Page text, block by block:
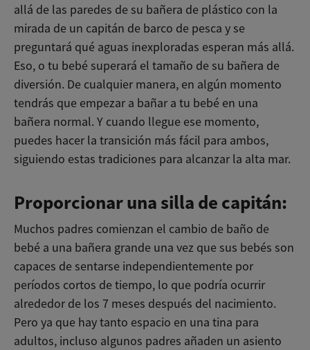
allá de las paredes de su bañera de plástico con la
mirada de un capitán de barco de pesca y se
preguntará qué aguas inexploradas esperan más allá.
Eso, o tu bebé superará el tamaño de su bañera de
diversión. De cualquier manera, en algún momento
tendrás que empezar a bañar a tu bebé en una
bañera normal. Y cuando llegue ese momento,
puedes hacer la transición más fácil para ambos,
siguiendo estas tradiciones para alcanzar la alta mar.
Proporcionar una silla de capitán:
Muchos padres comienzan el cambio de baño de
bebé a una bañera grande una vez que sus bebés son
capaces de sentarse independientemente por
períodos cortos de tiempo, lo que podría ocurrir
alrededor de los 7 meses después del nacimiento.
Pero ya que hay tanto espacio en una tina para
adultos, incluso algunos padres añaden un asiento